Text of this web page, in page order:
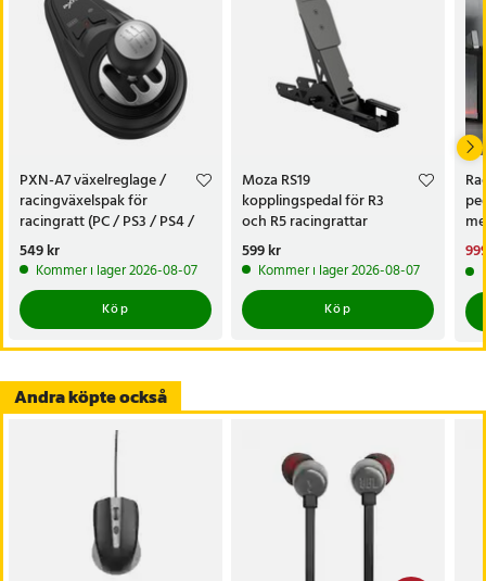
Specifikation
- Produkttyp: Monteringsklämma / rattfäste
- Färg: Svart
- Material: PETG
- Passar till: Logitech G25, G27, G29, G920, G923
- Användningsområde: Montering och fäste för racingratt
- Egenskaper: Stabil konstruktion, kompakt format och slitstarkt
material
- Observera: Skruvar och bultar ingår ej
Artikelnummer
PXN-A7 växelreglage /
racingväxelspak för
racingratt (PC / PS3 / PS4 /
XBOX ONE / SWITCH)
Pris:549 kr
549 kr
Kommer i lager 2026-08-07
Köp
Moza RS19
kopplingspedal för R3
och R5 racingrattar
Pris:599 kr
599 kr
Kommer i lager 2026-08-07
Köp
Andra köpte också